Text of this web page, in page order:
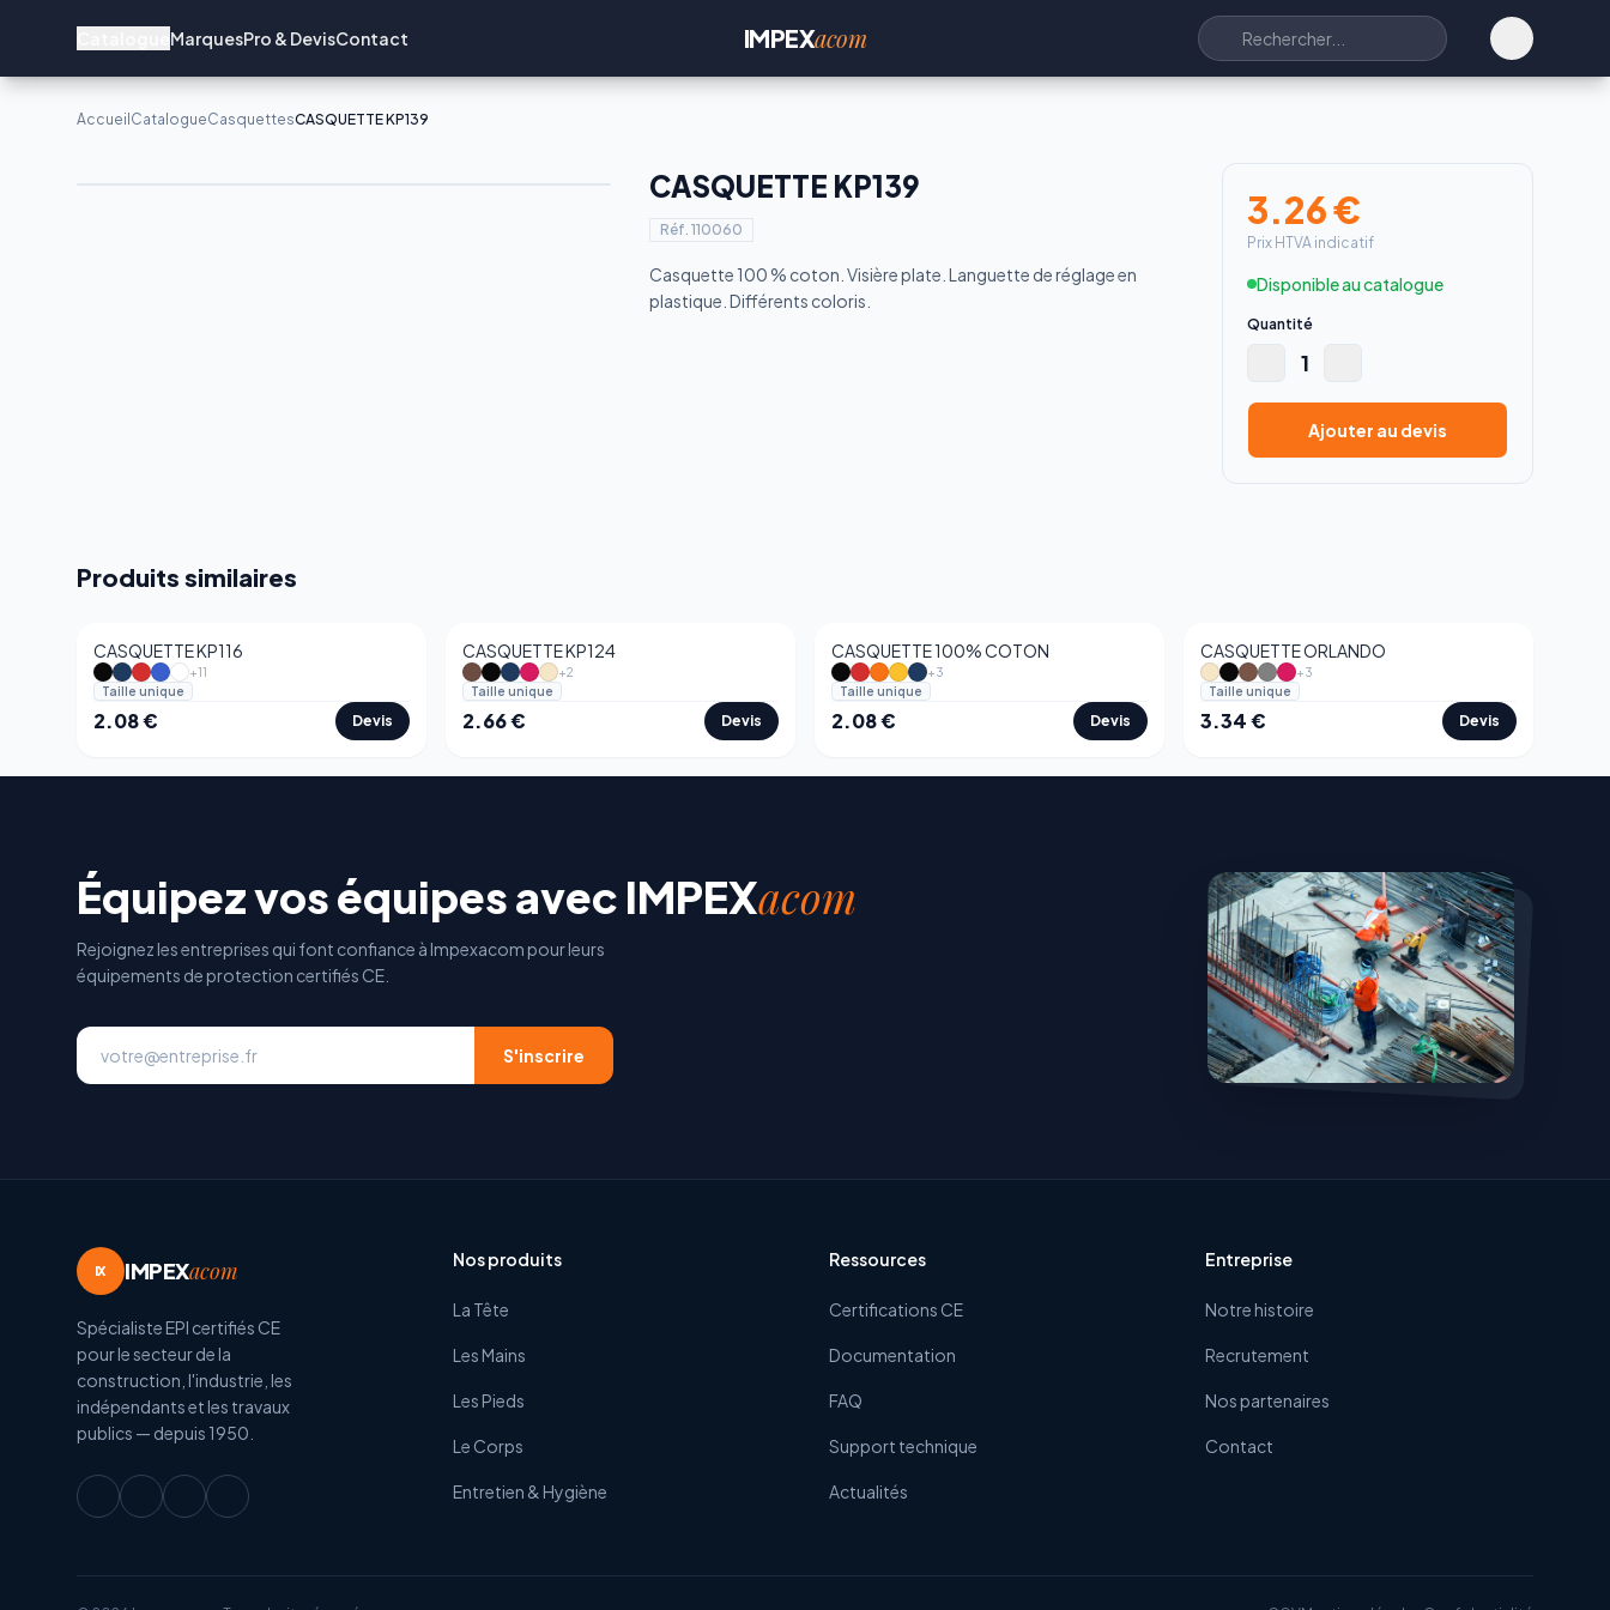
MarquesPro & DevisContact IMPEXacom
Accueil CatalogueCasquettesCASQUETTE KP139
CASQUETTE KP139
Réf. 110060
Casquette 100 % coton. Visière plate. Languette de réglage en
plastique. Différents coloris.
3.26€
Prix HTVA indicatif
Disponible au catalogue
Quantité
1
Ajouter au devis
Produits similaires
CASQUETTE KP116
+11
Taille unique
2.08€ Devis
CASQUETTE KP124
+2
Taille unique
2.66€ Devis
CASQUETTE 100% COTON
+3
Taille unique
2.08€ Devis
CASQUETTE ORLANDO
+3
Taille unique
3.34€ Devis
Équipez vos équipes avec IMPEXacom
Rejoignez les entreprises qui font confiance à Impexacom pour leurs
équipements de protection certifiés CE.
S'inscrire
IX IMPEXacom
Spécialiste EPI certifiés CE
pour le secteur de la
construction, l'industrie, les
indépendants et les travaux
publics — depuis 1950.
Nos produits
La Tête
Les Mains
Les Pieds
Le Corps
Entretien & Hygiène
Ressources
Certifications CE
Documentation
FAQ
Support technique
Actualités
Entreprise
Notre histoire
Recrutement
Nos partenaires
Contact